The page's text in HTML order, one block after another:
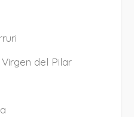
del Pilar